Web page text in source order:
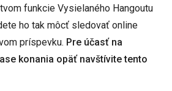
funkcie Vysielaného Hangoutu
ho tak môcť sledovať online
príspevku. Pre účasť na
konania opäť navštívite tento